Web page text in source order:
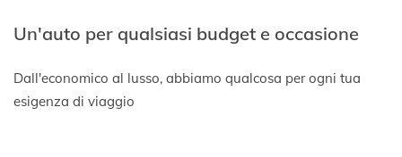
Un'auto per qualsiasi budget e occasione
Dall'economico al lusso, abbiamo qualcosa per ogni tua
esigenza di viaggio